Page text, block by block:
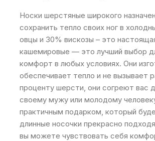
Носки шерстяные широкого
сохранить тепло своих ног в
овцы и 30% вискозы – это
кашемировые — это лучший выбор
комфорт в любых условиях. Они
обеспечивает тепло и не вызывает
проценту шерсти, они согреют
своему мужу или молодому
практичным подарком, который
длинные носочки прекрасно
вы можете чувствовать себя